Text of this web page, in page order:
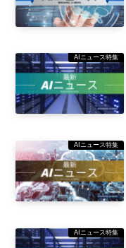
AIニュース特集
AIニュース特集
AIニュース特集